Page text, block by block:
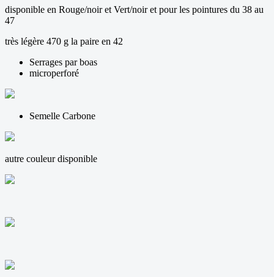
disponible en Rouge/noir et Vert/noir et pour les pointures du 38 au
47
très légère 470 g la paire en 42
Serrages par boas
microperforé
Semelle Carbone
autre couleur disponible